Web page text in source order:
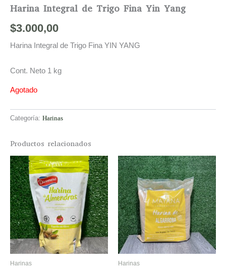
Harina Integral de Trigo Fina Yin Yang
$3.000,00
Harina Integral de Trigo Fina YIN YANG
Cont. Neto 1 kg
Agotado
Categoría: Harinas
Productos relacionados
Harinas Harinas